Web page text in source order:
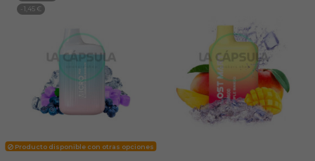
-1,45 €
Producto disponible con otras opciones